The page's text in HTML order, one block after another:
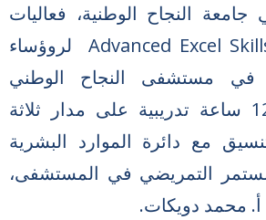
جامعة النجاح الوطنية، فعاليات
الدورة التدريبية Advanced Excel Skills لروؤساء
في مستشفى النجاح الوطني
الجامعي، بواقع 12 ساعة تدريبية على مدار ثلاثة
مع دائرة الموارد البشرية
التمريضي في المستشفى،
محمد دويكات.